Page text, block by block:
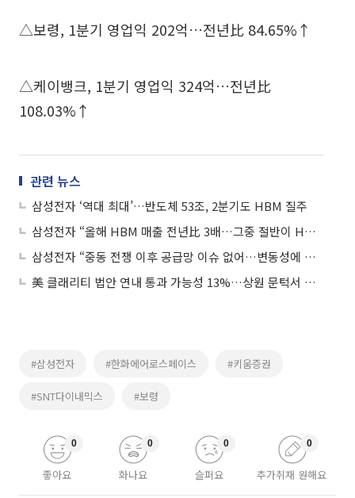
△보령, 1분기 영업익 202억…전년比 84.65%↑
△케이뱅크, 1분기 영업익 324억…전년比
108.03%↑
관련 뉴스
삼성전자 ‘역대 최대’…반도체 53조, 2분기도 HBM 질주
삼성전자 “올해 HBM 매출 전년比 3배…그중 절반이 HBM4”
삼성전자 “중동 전쟁 이후 공급망 이슈 없어…변동성에 대응할 것”
美 클래리티 법안 연내 통과 가능성 13%…상원 문턱서 제동
#삼성전자 #한화에어로스페이스 #키움증권
#SNT다이내믹스 #보령
좋아요
0
화나요
0
슬퍼요
0
추가취재 원해요
0